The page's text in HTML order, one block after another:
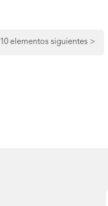
10 elementos siguientes >